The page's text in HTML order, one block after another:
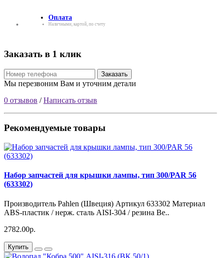
Оплата
Наличными, картой, по счету
Заказать в 1 клик
Заказать
Мы перезвоним Вам и уточним детали
0 отзывов /Написать отзыв
Рекомендуемые товары
Набор запчастей для крышки лампы, тип 300/PAR 56
(633302)
Производитель Pahlen (Швеция) Артикул 633302 Материал
ABS-пластик / нерж. сталь AISI-304 / резина Ве..
2782.00р.
Купить